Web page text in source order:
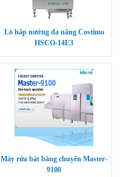
Lò hấp nướng đa năng Costimo
HSCO-14E3
Máy rửa bát băng chuyền Master-
9100